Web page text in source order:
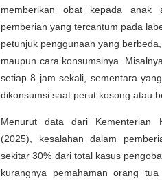
memberikan obat kepada anak
pemberian yang tercantum pada
petunjuk penggunaan yang
maupun cara konsumsinya.
setiap 8 jam sekali, sementara
dikonsumsi saat perut kosong atau
Menurut data dari Kementerian
(2025), kesalahan dalam
sekitar 30% dari total kasus
kurangnya pemahaman orang